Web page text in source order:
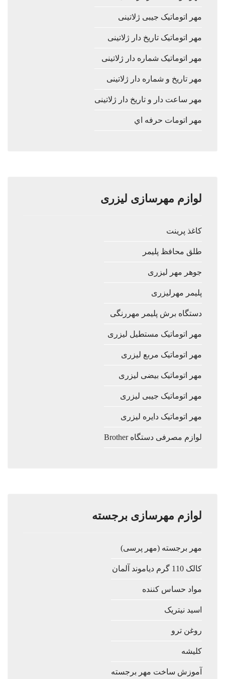
مهر اتوماتیک جیبی ژلاتینی
مهر اتوماتیک تاریخ دار ژلاتینی
مهر اتوماتیک شماره دار ژلاتینی
مهر تاریخ و شماره دار ژلاتینی
مهر ساعت دار و تاریخ دار ژلاتینی
مهر اتومات حرفه اي
لوازم مهرسازی لیزری
کاغذ پرینت
طلق محافظ پلیمر
جوهر مهر لیزری
پلیمر مهرلیزری
دستگاه برش پلیمر مهررنگی
مهر اتوماتیک مستطیل لیزری
مهر اتوماتیک مربع لیزری
مهر اتوماتیک بیضی لیزری
مهر اتوماتیک جیبی لیزری
مهر اتوماتیک دایره لیزری
لوازم مصرفی دستگاه Brother
لوازم مهرسازی برجسته
مهر برجسته (مهر پرسی)
کالک 110 گرم دیاموند آلمان
مواد حساس کننده
اسید نیتریک
روغن ترو
کلیشه
آموزش ساخت مهر برجسته